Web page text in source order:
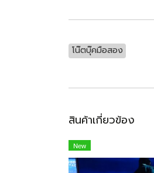
โน๊ตบุ๊คมือสอง
สินค้าเกี่ยวข้อง
New